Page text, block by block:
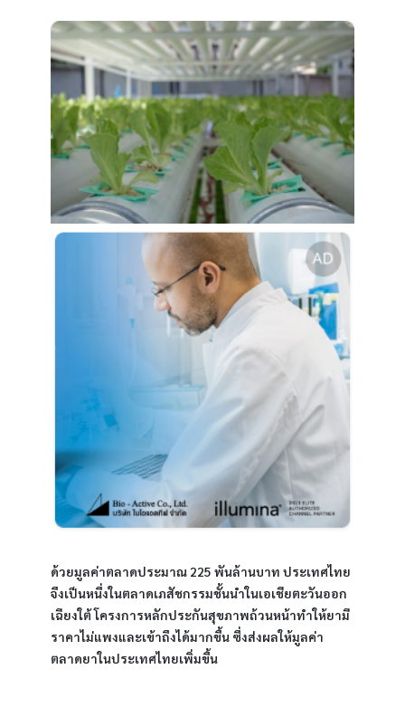
ด้วยมูลค่าตลาดประมาณ 225 พันล้านบาท ประเทศไทย
จึงเป็นหนึ่งในตลาดเภสัชกรรมชั้นนำในเอเชียตะวันออก
เฉียงใต้ โครงการหลักประกันสุขภาพถ้วนหน้าทำให้ยามี
ราคาไม่แพงและเข้าถึงได้มากขึ้น ซึ่งส่งผลให้มูลค่า
ตลาดยาในประเทศไทยเพิ่มขึ้น